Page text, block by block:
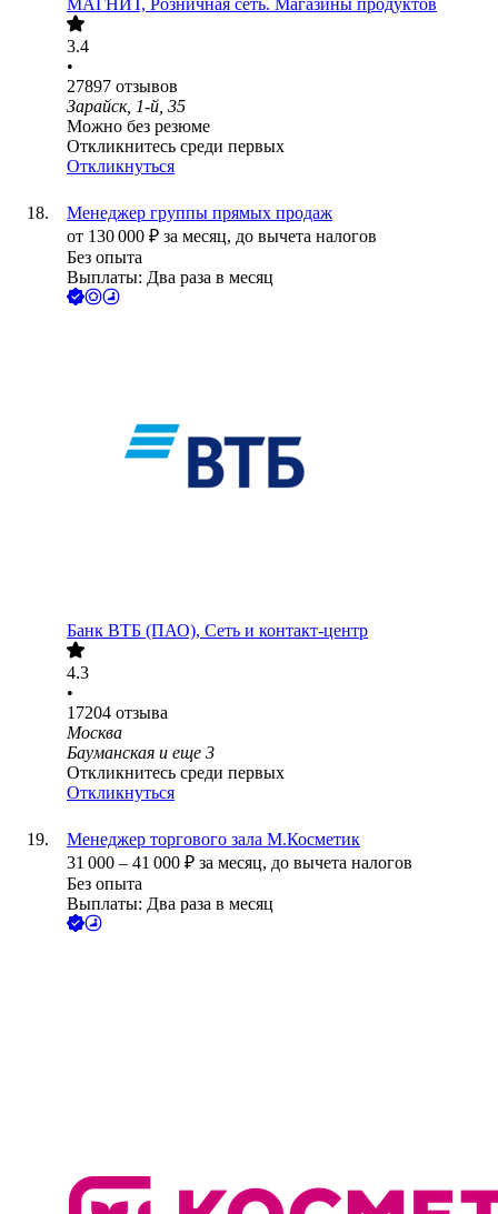
МАГНИТ, Розничная сеть. Магазины продуктов
3.4
•
27897 отзывов
Зарайск, 1-й, 35
Можно без резюме
Откликнитесь среди первых
Откликнуться
Менеджер группы прямых продаж
от 130 000 ₽ за месяц, до вычета налогов
Без опыта
Выплаты: Два раза в месяц
Банк ВТБ (ПАО), Сеть и контакт-центр
4.3
•
17204 отзыва
Москва
Бауманская и еще 3
Откликнитесь среди первых
Откликнуться
Менеджер торгового зала М.Косметик
31 000 – 41 000 ₽ за месяц, до вычета налогов
Без опыта
Выплаты: Два раза в месяц